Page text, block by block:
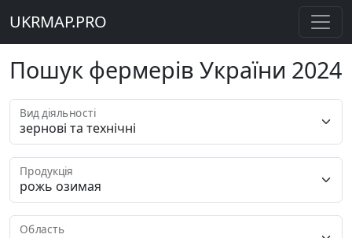
UKRMAP.PRO
Пошук фермерів України 2024
Вид діяльності
Продукція
Область